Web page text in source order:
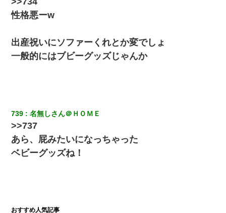
隣室のお婆ちゃん「下階からの異臭に困ってる、今もすっごく臭
【衝撃】婚約者「兄と結婚はするけど嫁入りするわけじゃない。
と・・・
「パワハラを受けたから思い切って転職した」とSNSで呟いた
ら、速攻でパワハラかました元上司がLINEを送ってきた。
[緊急]ベロベロの女に声をかけて行為してきた結果
性格悪ーw
出産祝いにソファーくれとか変でしょ
一般的にはブビーグッズじゃんか
739 名無しさん＠ＨＯＭＥ
>>737
あら、屁みたいになっちゃった
ベビーグッズね！